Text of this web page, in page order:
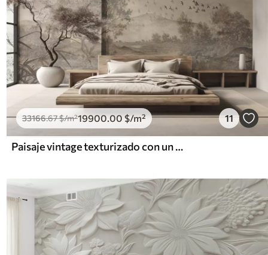
33166.67$/m²19900.00$/m² 11
Paisaje vintage texturizado con un árbol cerca de un río y un cielo nublado, arte de la naturaleza en tonos sepia